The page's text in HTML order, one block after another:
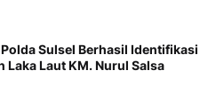
Sulsel Berhasil Identifikasi
Laka Laut KM. Nurul Salsa